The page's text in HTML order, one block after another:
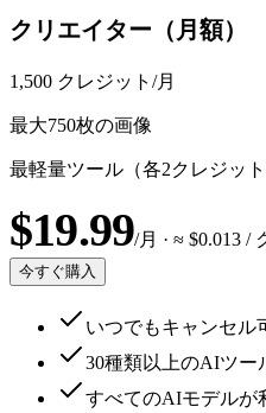
クリエイター（月額）
1,500 クレジット/月
最大750枚の画像
最軽量ツール（各2クレジッ
$19.99/月 · ≈ $0.013 /
今すぐ購入
いつでもキャンセル
30種類以上のAIツー
すべてのAIモデルが